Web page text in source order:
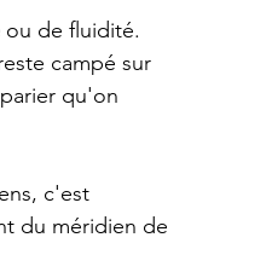
ou de fluidité.
campé sur
qu'on
c'est
du méridien de